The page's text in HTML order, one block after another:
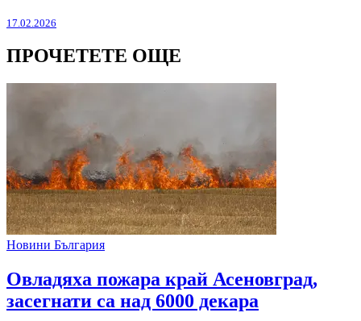
17.02.2026
ПРОЧЕТЕТЕ ОЩЕ
Новини България
Овладяха пожара край Асеновград,
засегнати са над 6000 декара